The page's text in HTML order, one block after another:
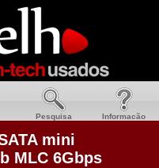
Pesquisa Informacão
mini
MLC 6Gbps